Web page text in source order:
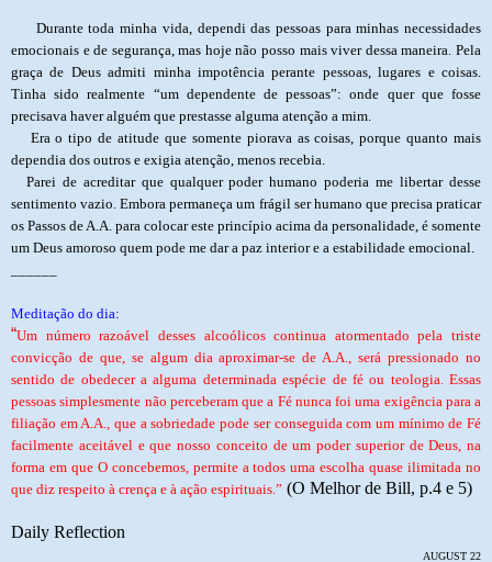
Durante toda minha vida, dependi das pessoas para minhas necessidades
emocionais e de segurança, mas hoje não posso mais viver dessa maneira. Pela
graça de Deus admiti minha impotência perante pessoas, lugares e coisas.
Tinha sido realmente “um dependente de pessoas”: onde quer que fosse
precisava haver alguém que prestasse alguma atenção a mim.
Era o tipo de atitude que somente piorava as coisas, porque quanto mais
dependia dos outros e exigia atenção, menos recebia.
Parei de acreditar que qualquer poder humano poderia me libertar desse
sentimento vazio. Embora permaneça um frágil ser humano que precisa praticar
os Passos de A.A. para colocar este princípio acima da personalidade, é somente
um Deus amoroso quem pode me dar a paz interior e a estabilidade emocional.
Meditação do dia:
“Um número razoável desses alcoólicos continua atormentado pela triste
convicção de que, se algum dia aproximar-se de A.A., será pressionado no
sentido de obedecer a alguma determinada espécie de fé ou teologia. Essas
pessoas simplesmente não perceberam que a Fé nunca foi uma exigência para a
filiação em A.A., que a sobriedade pode ser conseguida com um mínimo de Fé
facilmente aceitável e que nosso conceito de um poder superior de Deus, na
forma em que O concebemos, permite a todos uma escolha quase ilimitada no
que diz respeito à crença e à ação espirituais.” (O Melhor de Bill, p.4 e 5)
Daily Reflection
AUGUST 22